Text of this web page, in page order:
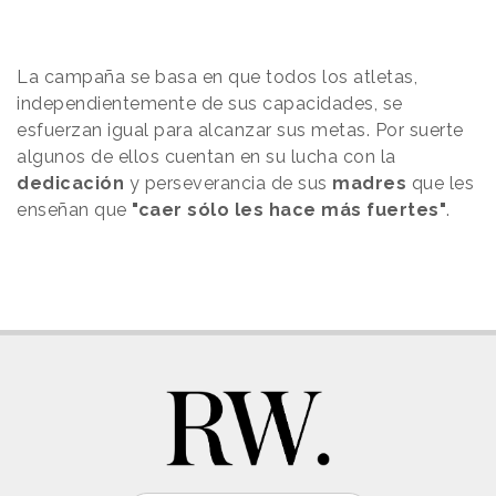
La campaña se basa en que todos los atletas,
independientemente de sus capacidades, se
esfuerzan igual para alcanzar sus metas. Por suerte
algunos de ellos cuentan en su lucha con la
dedicación y perseverancia de sus madres que les
enseñan que "caer sólo les hace más fuertes".